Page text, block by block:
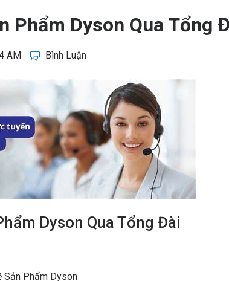
Phẩm Dyson Qua Tổng
AM Bình Luận
Dyson Qua Tổng Đài
Sản Phẩm Dyson